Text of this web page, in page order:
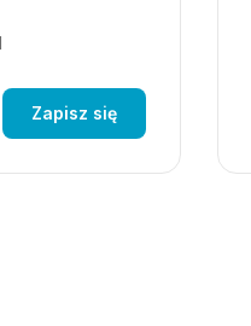
Zapisz się